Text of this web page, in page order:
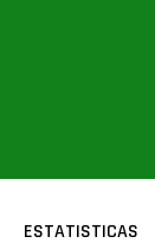
ESTATISTICAS